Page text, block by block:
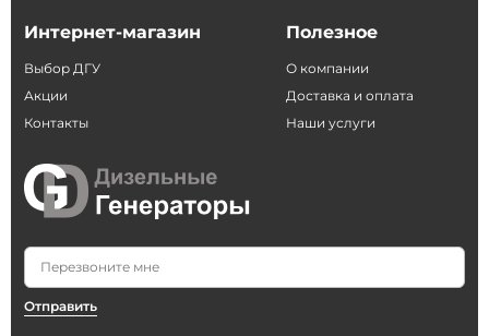
Интернет-магазин
Выбор ДГУ
Акции
Контакты
Отправить
Полезное
О компании
Доставка и оплата
Наши услуги